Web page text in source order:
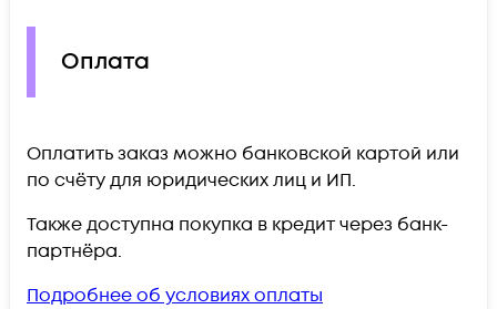
Оплата
Оплатить заказ можно банковской картой или
по счёту для юридических лиц и ИП.
Также доступна покупка в кредит через банк-
партнёра.
Подробнее об условиях оплаты